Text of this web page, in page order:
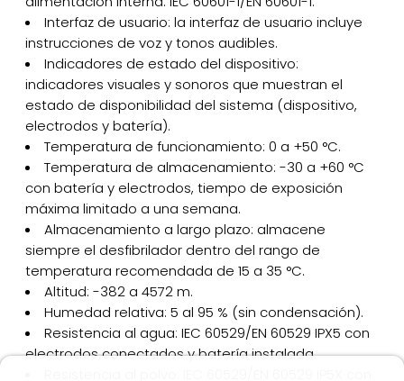
Interfaz de usuario: la interfaz de usuario incluye
instrucciones de voz y tonos audibles.
Indicadores de estado del dispositivo:
indicadores visuales y sonoros que muestran el
estado de disponibilidad del sistema (dispositivo,
electrodos y batería).
Temperatura de funcionamiento: 0 a +50 °C.
Temperatura de almacenamiento: -30 a +60 °C
con batería y electrodos, tiempo de exposición
máxima limitado a una semana.
Almacenamiento a largo plazo: almacene
siempre el desfibrilador dentro del rango de
temperatura recomendada de 15 a 35 °C.
Altitud: -382 a 4572 m.
Humedad relativa: 5 al 95 % (sin condensación).
Resistencia al agua: IEC 60529/EN 60529 IPX5 con
electrodos conectados y batería instalada.